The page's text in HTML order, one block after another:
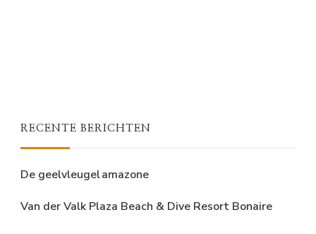
RECENTE BERICHTEN
De geelvleugel amazone
Van der Valk Plaza Beach & Dive Resort Bonaire